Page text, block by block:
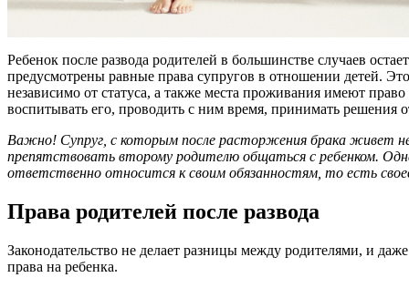
Ребенок после развода родителей в большинстве случаев
предусмотрены равные права супругов в отношении детей.
независимо от статуса, а также места проживания имеют
воспитывать его, проводить с ним время, принимать решения
Важно! Супруг, с которым после расторжения брака живет
препятствовать второму родителю общаться с ребенком.
ответственно относится к своим обязанностям, то есть
Права родителей после развода
Законодательство не делает разницы между родителями, и
права на ребенка.